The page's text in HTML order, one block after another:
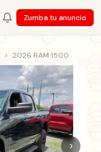
Zumba tu anuncio
> 2026 RAM 1500
›